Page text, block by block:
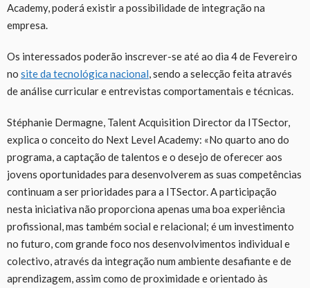
Academy, poderá existir a possibilidade de integração na
empresa.
Os interessados poderão inscrever-se até ao dia 4 de Fevereiro
no siteda tecnológica nacional, sendo a selecção feita através
de análise curricular e entrevistas comportamentais e técnicas.
Stéphanie Dermagne, Talent Acquisition Director da ITSector,
explica o conceito do Next Level Academy: «No quarto ano do
programa, a captação de talentos e o desejo de oferecer aos
jovens oportunidades para desenvolverem as suas competências
continuam a ser prioridades para a ITSector. A participação
nesta iniciativa não proporciona apenas uma boa experiência
profissional, mas também social e relacional; é um investimento
no futuro, com grande foco nos desenvolvimentos individual e
colectivo, através da integração num ambiente desafiante e de
aprendizagem, assim como de proximidade e orientado às